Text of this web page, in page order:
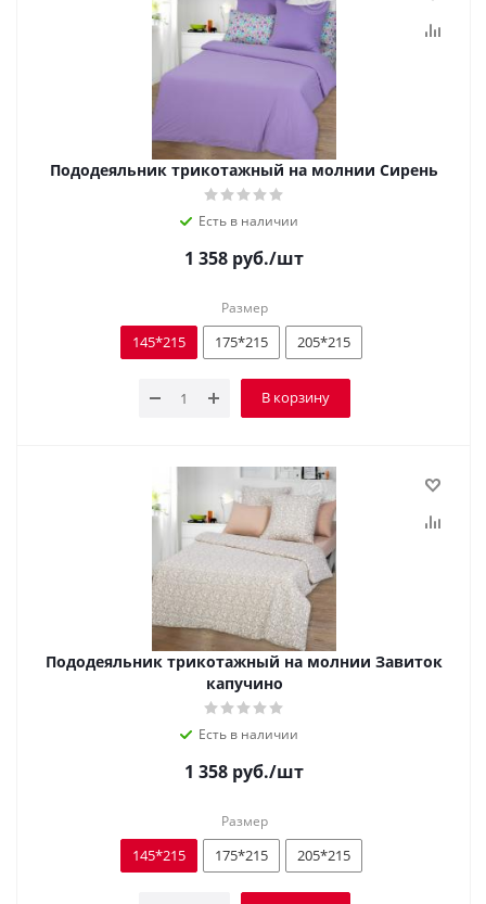
Пододеяльник трикотажный на молнии Сирень
Есть в наличии
1 358 руб./шт
Размер
145*215 175*215 205*215
В корзину
Пододеяльник трикотажный на молнии Завиток
капучино
Есть в наличии
1 358 руб./шт
Размер
145*215 175*215 205*215